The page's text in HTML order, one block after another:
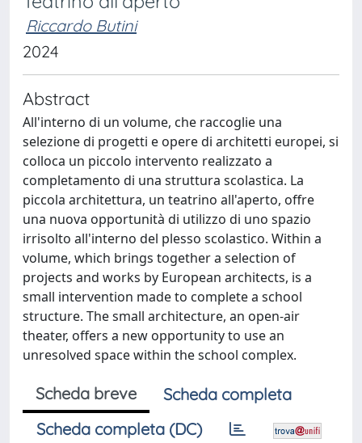
Riccardo Butini
2024
Abstract
All'interno di un volume, che raccoglie una
selezione di progetti e opere di architetti europei, si
colloca un piccolo intervento realizzato a
completamento di una struttura scolastica. La
piccola architettura, un teatrino all'aperto, offre
una nuova opportunità di utilizzo di uno spazio
irrisolto all'interno del plesso scolastico. Within a
volume, which brings together a selection of
projects and works by European architects, is a
small intervention made to complete a school
structure. The small architecture, an open-air
theater, offers a new opportunity to use an
unresolved space within the school complex.
Scheda breve
Scheda completa
Scheda completa (DC)